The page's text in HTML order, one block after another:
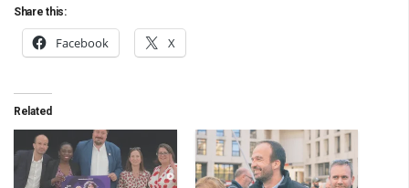
Share this:
Facebook X
Related